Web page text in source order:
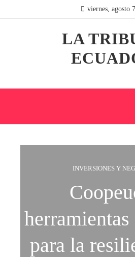
viernes, agosto 7
LA
INVERSIONES Y
para la